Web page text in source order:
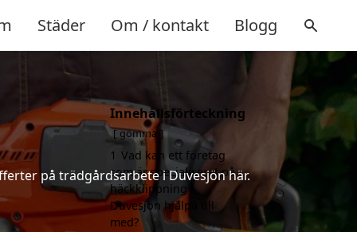
Städer Om / kontakt Blogg
på trädgårdsarbete i Duvesjön här.
Innehållsförteckning
gömma
1 Vad kan ett företag
som är specialiserat på
häckklippning i
Duvesjön hjälpa till
med?